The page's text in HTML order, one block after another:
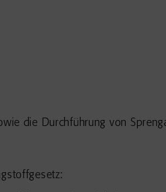
die Durchführung von